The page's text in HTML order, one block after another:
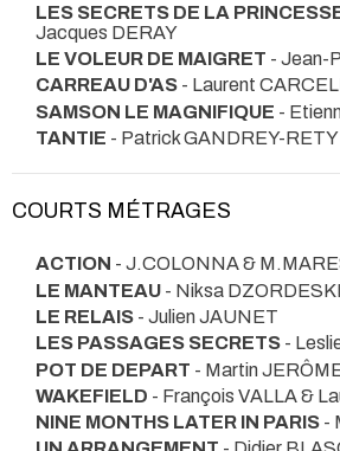
LES SECRETS DE LA
Jacques DERAY
LE VOLEUR DE MAIGRET - Jean-
CARREAU D'AS - Laurent
SAMSON LE MAGNIFIQUE -
TANTIE - Patrick GANDREY-RETY
COURTS MÉTRAGES
ACTION - J.COLONNA &
LE MANTEAU - Niksa DZORDESKI
LE RELAIS - Julien JAUNET
LES PASSAGES SECRETS -
POT DE DEPART - Martin
WAKEFIELD - François VALLA &
NINE MONTHS LATER IN PARIS -